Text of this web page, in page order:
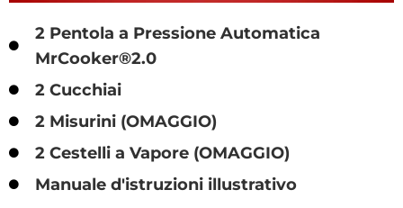
2 Pentola a Pressione Automatica
MrCooker®2.0
2 Cucchiai
2 Misurini (OMAGGIO)
2 Cestelli a Vapore (OMAGGIO)
Manuale d'istruzioni illustrativo